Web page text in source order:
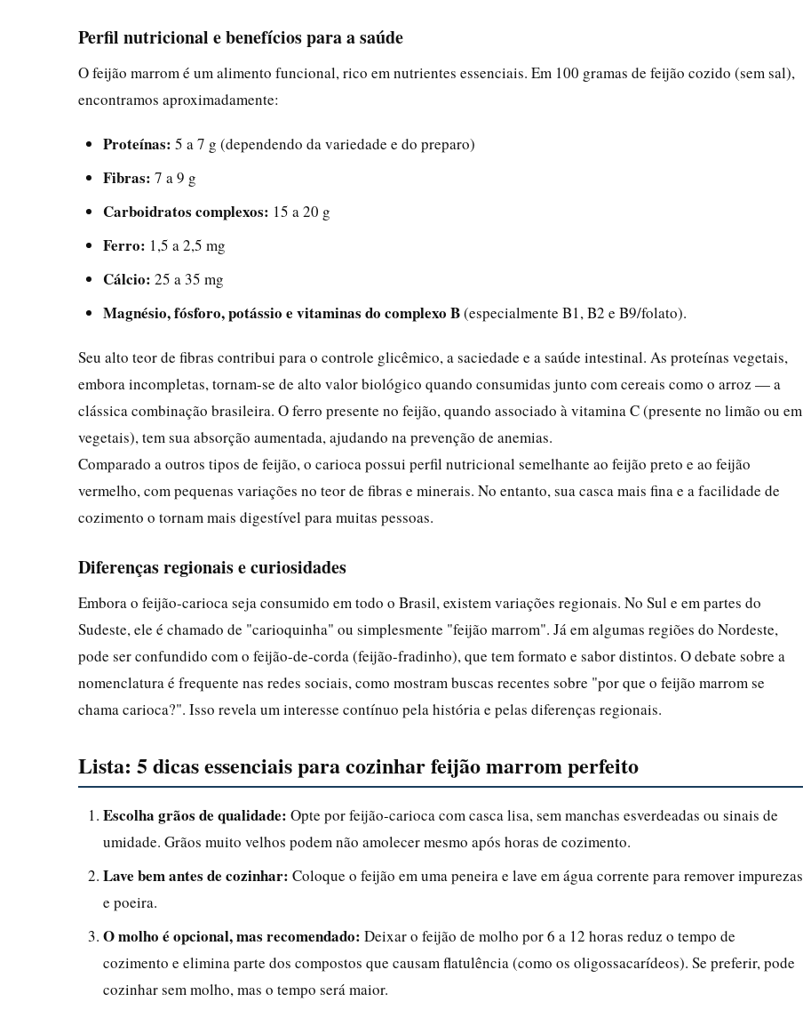
Perfil nutricional e benefícios para a saúde
O feijão marrom é um alimento funcional, rico em nutrientes essenciais. Em 100 gramas de feijão cozido (sem sal),
encontramos aproximadamente:
Proteínas: 5 a 7 g (dependendo da variedade e do preparo)
Fibras: 7 a 9 g
Carboidratos complexos: 15 a 20 g
Ferro: 1,5 a 2,5 mg
Cálcio: 25 a 35 mg
Magnésio, fósforo, potássio e vitaminas do complexo B(especialmente B1, B2 e B9/folato).
Seu alto teor de fibras contribui para o controle glicêmico, a saciedade e a saúde intestinal. As proteínas vegetais,
embora incompletas, tornam-se de alto valor biológico quando consumidas junto com cereais como o arroz — a
clássica combinação brasileira. O ferro presente no feijão, quando associado à vitamina C (presente no limão ou em
vegetais), tem sua absorção aumentada, ajudando na prevenção de anemias.
Comparado a outros tipos de feijão, o carioca possui perfil nutricional semelhante ao feijão preto e ao feijão
vermelho, com pequenas variações no teor de fibras e minerais. No entanto, sua casca mais fina e a facilidade de
cozimento o tornam mais digestível para muitas pessoas.
Diferenças regionais e curiosidades
Embora o feijão-carioca seja consumido em todo o Brasil, existem variações regionais. No Sul e em partes do
Sudeste, ele é chamado de "carioquinha" ou simplesmente "feijão marrom". Já em algumas regiões do Nordeste,
pode ser confundido com o feijão-de-corda (feijão-fradinho), que tem formato e sabor distintos. O debate sobre a
nomenclatura é frequente nas redes sociais, como mostram buscas recentes sobre "por que o feijão marrom se
chama carioca?". Isso revela um interesse contínuo pela história e pelas diferenças regionais.
Lista: 5 dicas essenciais para cozinhar feijão marrom perfeito
Escolha grãos de qualidade: Opte por feijão-carioca com casca lisa, sem manchas esverdeadas ou sinais de
umidade. Grãos muito velhos podem não amolecer mesmo após horas de cozimento.
Lave bem antes de cozinhar: Coloque o feijão em uma peneira e lave em água corrente para remover impurezas
e poeira.
O molho é opcional, mas recomendado: Deixar o feijão de molho por 6 a 12 horas reduz o tempo de
cozimento e elimina parte dos compostos que causam flatulência (como os oligossacarídeos). Se preferir, pode
cozinhar sem molho, mas o tempo será maior.